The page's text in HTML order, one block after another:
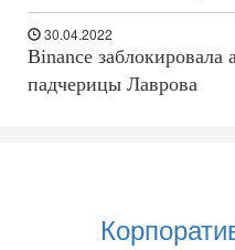
30.04.2022
Binance заблокировала
падчерицы Лаврова